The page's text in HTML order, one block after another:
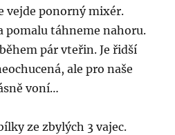
vejde ponorný mixér.
pomalu táhneme nahoru.
pár vteřin. Je řidší
ale pro naše
voní…
ze zbylých 3 vajec.